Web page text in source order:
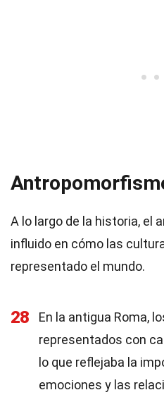
A lo largo de la historia, el
influido en cómo las
representado el mundo.
28
En la antigua Roma,
representados con
lo que reflejaba la
emociones y las